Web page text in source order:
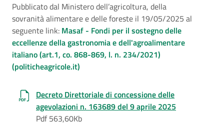
Pubblicato dal Ministero dell’agricoltura, della
sovranità alimentare e delle foreste il 19/05/2025 al
seguente link: Masaf - Fondi per il sostegno delle
eccellenze della gastronomia e dell'agroalimentare
italiano (art.1, co. 868-869, l. n. 234/2021)
(politicheagricole.it)
Decreto Direttoriale di concessione delle
agevolazioni n. 163689 del 9 aprile 2025
Pdf 563,60Kb